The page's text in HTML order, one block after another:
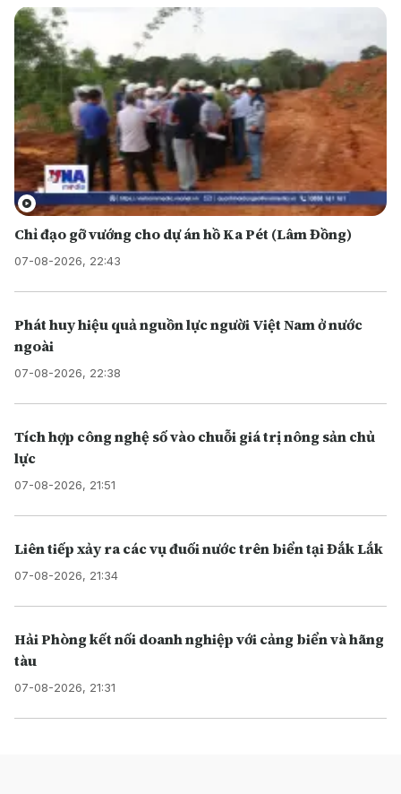
Chỉ đạo gỡ vướng cho dự án hồ Ka Pét (Lâm Đồng)
07-08-2026, 22:43
Phát huy hiệu quả nguồn lực người Việt Nam ở nước
ngoài
07-08-2026, 22:38
Tích hợp công nghệ số vào chuỗi giá trị nông sản chủ
lực
07-08-2026, 21:51
Liên tiếp xảy ra các vụ đuối nước trên biển tại Đắk Lắk
07-08-2026, 21:34
Hải Phòng kết nối doanh nghiệp với cảng biển và hãng
tàu
07-08-2026, 21:31